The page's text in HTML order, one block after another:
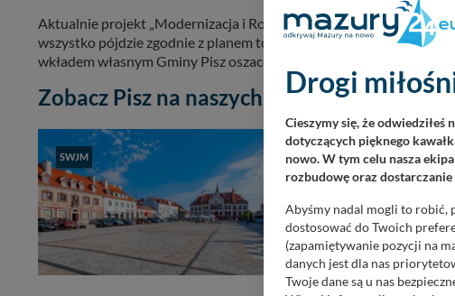
Aktualnie projekt „Modernizacja i Rozbudowa Piskiego Domu
wszystko pójdzie zgodnie z planem to budynek zostanie oddany do
wkładem własnym Gminy Pisz oszacowany jest na około 11 mln.
Zobacz Pisz na naszych zdjęciach.
SWJM Pisz
wiele wspaniałych
rzeka Pisa. Niedaleko
Drogi
Cieszymy się, że
dotyczących pięknego
nowo. W tym celu nasza
rozbudowę oraz
Abyśmy nadal mogli to robić,
dostosować do Twoich
(zapamiętywanie pozycji na
danych jest dla nas
Twoje dane są u nas